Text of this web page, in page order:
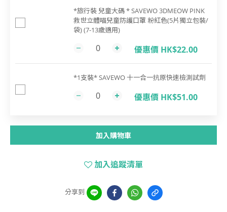
*旅行裝 兒童大碼 * SAVEWO 3DMEOW PINK
救世立體喵兒童防護口罩 粉紅色(5片獨立包裝/
袋) (7-13歲適用)
優惠價 HK$22.00
*1支裝* SAVEWO 十一合一抗原快速檢測試劑
優惠價 HK$51.00
加入購物車
加入追蹤清單
分享到